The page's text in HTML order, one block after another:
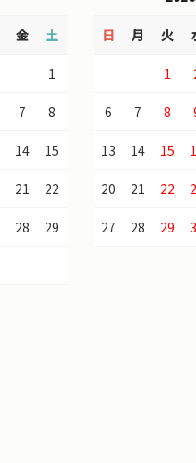
金 土
1
7 8
14 15
21 22
28 29
日 月 火
1
6 7 8
13 14 15
20 21 22
27 28 29